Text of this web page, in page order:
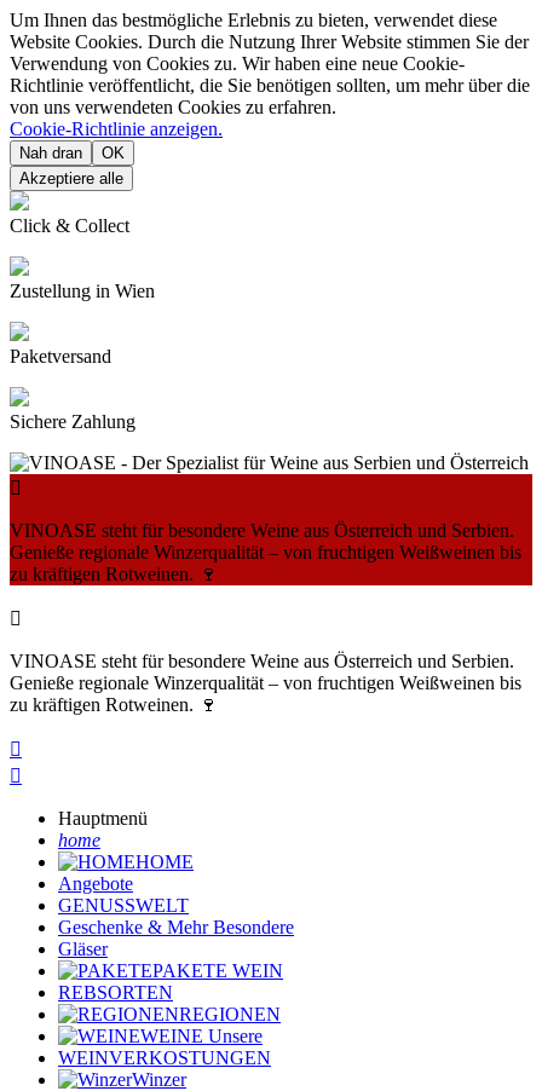
Um Ihnen das bestmögliche Erlebnis zu bieten, verwendet diese
Website Cookies. Durch die Nutzung Ihrer Website stimmen Sie der
Verwendung von Cookies zu. Wir haben eine neue Cookie-
Richtlinie veröffentlicht, die Sie benötigen sollten, um mehr über die
von uns verwendeten Cookies zu erfahren.
Cookie-Richtlinie anzeigen.
Nah dran
OK
Akzeptiere alle
Click & Collect
Zustellung in Wien
Paketversand
Sichere Zahlung

VINOASE steht für besondere Weine aus Österreich und Serbien.
Genieße regionale Winzerqualität – von fruchtigen Weißweinen bis
zu kräftigen Rotweinen. 🍷

VINOASE steht für besondere Weine aus Österreich und Serbien.
Genieße regionale Winzerqualität – von fruchtigen Weißweinen bis
zu kräftigen Rotweinen. 🍷


Hauptmenü
home
HOME
Angebote
GENUSSWELT
Geschenke & MehrBesondere
Gläser
PAKETE WEIN
REBSORTEN
REGIONEN
WEINE Unsere
WEINVERKOSTUNGEN
Winzer